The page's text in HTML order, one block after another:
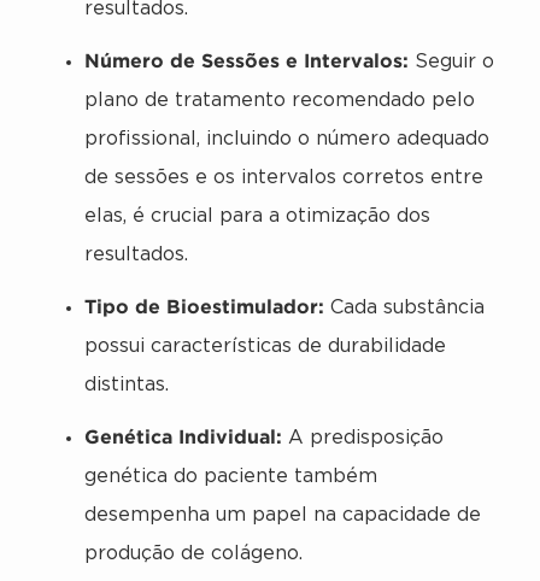
resultados.
Número de Sessões e Intervalos: Seguir o
plano de tratamento recomendado pelo
profissional, incluindo o número adequado
de sessões e os intervalos corretos entre
elas, é crucial para a otimização dos
resultados.
Tipo de Bioestimulador: Cada substância
possui características de durabilidade
distintas.
Genética Individual: A predisposição
genética do paciente também
desempenha um papel na capacidade de
produção de colágeno.